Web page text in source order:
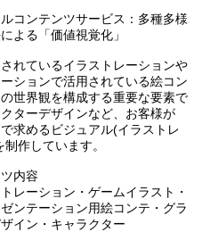
コンテンツサービス：多種多様
よる「価値視覚化」
れているイラストレーションや
ションで活用されている絵コン
世界観を構成する重要な要素で
ターデザインなど、お客様が
求めるビジュアル(イラストレ
作しています。
内容
レーション・ゲームイラスト・
ンテーション用絵コンテ・グラ
イン・キャラクター